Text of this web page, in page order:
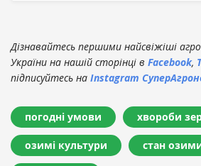
Дізнавайтесь першими найсвіжіші
України на нашій сторінці в Facebook,
підписуйтесь на Instagram
погодні умови хвороби
озимі культури стан